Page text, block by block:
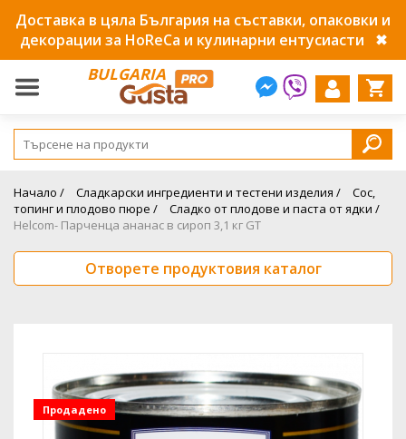
Доставка в цяла България на съставки, опаковки и
декорации за HoReCa и кулинарни ентусиасти
✖
BULGARIA
Начало / Сладкарски ингредиенти и тестени изделия /
Сос,
топинг и плодово пюре /
Сладко от плодове и паста от ядки /
Helcom- Парченца ананас в сироп 3,1 кг GT
Отворете продуктовия каталог
Продадено